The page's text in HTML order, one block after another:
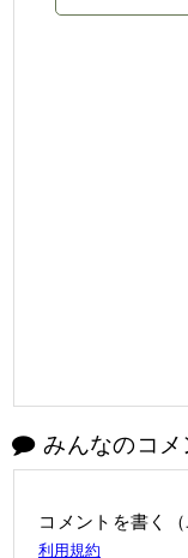
みんなのコメ
コメントを書く